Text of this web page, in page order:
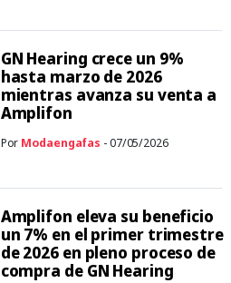
GN Hearing crece un 9%
hasta marzo de 2026
mientras avanza su venta a
Amplifon
Por Modaengafas - 07/05/2026
Amplifon eleva su beneficio
un 7% en el primer trimestre
de 2026 en pleno proceso de
compra de GN Hearing